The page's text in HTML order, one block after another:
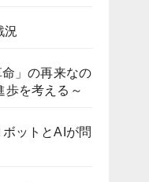
況
」の再来なの
歩を考える～
ットとAIが問